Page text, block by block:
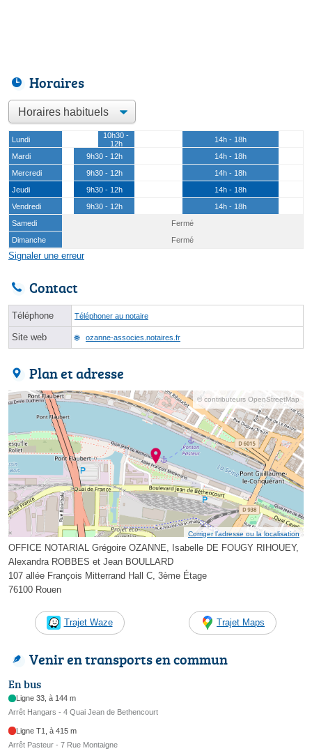
Horaires
Lundi
10h30 -
12h
14h - 18h
Mardi
9h30 - 12h
14h - 18h
Mercredi
9h30 - 12h
14h - 18h
Jeudi
9h30 - 12h
14h - 18h
Vendredi
9h30 - 12h
14h - 18h
Samedi
Fermé
Dimanche
Fermé
Signaler une erreur
Contact
Téléphone Téléphoner au notaire
Site web ozanne-associes.notaires.fr
Plan et adresse
© contributeurs OpenStreetMap
Corriger l’adresse ou la localisation
OFFICE NOTARIAL Grégoire OZANNE, Isabelle DE FOUGY RIHOUEY,
Alexandra ROBBES et Jean BOULLARD
107 allée François Mitterrand Hall C, 3ème Étage
76100 Rouen
Trajet Waze Trajet Maps
Venir en transports en commun
En bus
Ligne 33, à 144 m
Arrêt Hangars - 4 Quai Jean de Bethencourt
Ligne T1, à 415 m
Arrêt Pasteur - 7 Rue Montaigne